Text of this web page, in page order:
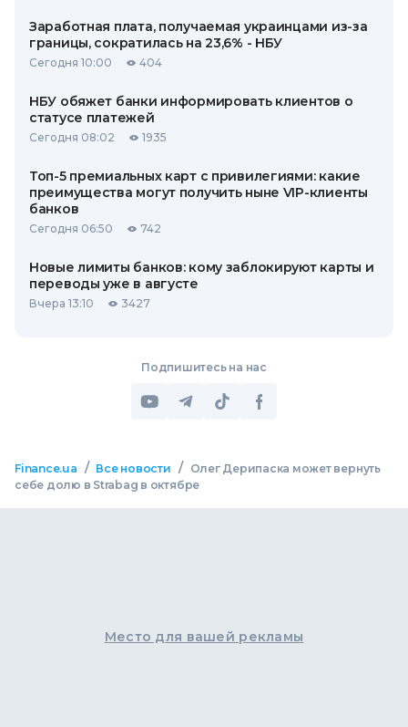
Заработная плата, получаемая украинцами из-за
границы, сократилась на 23,6% - НБУ
Сегодня 10:00 404
НБУ обяжет банки информировать клиентов о
статусе платежей
Сегодня 08:02 1935
Топ-5 премиальных карт с привилегиями: какие
преимущества могут получить ныне VIP-клиенты
банков
Сегодня 06:50 742
Новые лимиты банков: кому заблокируют карты и
переводы уже в августе
Вчера 13:10 3427
Подпишитесь на нас
Finance.ua / Все новости /
Олег Дерипаска может вернуть
себе долю в Strabag в октябре
Место для вашей рекламы